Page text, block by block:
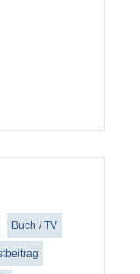
Buch / TV